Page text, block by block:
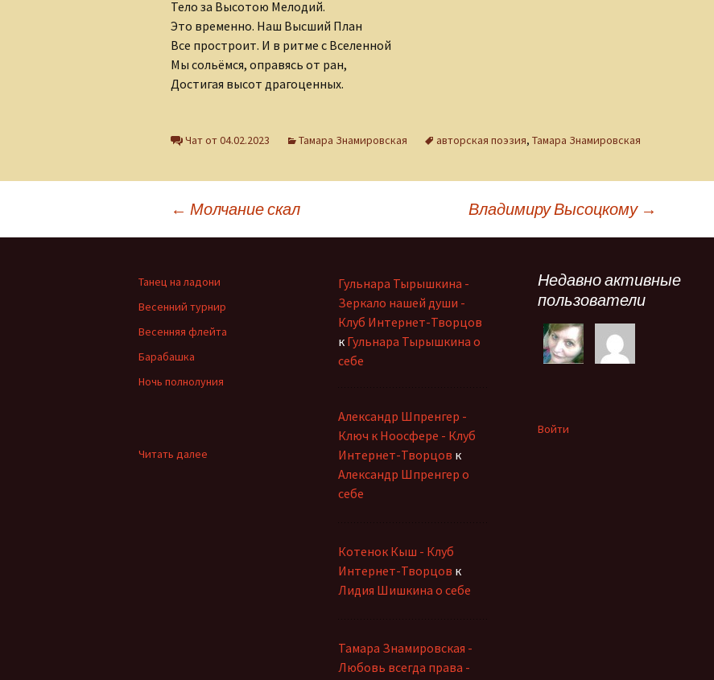
Лидия Шишкина
Людмила Губанова-
Землякова
Николаюс Пузаковас
Наталия Бурман
Наталья Бычкова
Олег Бобров
Ольга Горецкая
Петр Дубинский
Тело за Высотою Мелодий.
Это временно. Наш Высший План
Все простроит. И в ритме с Вселенной
Мы сольёмся, оправясь от ран,
Достигая высот драгоценных.
Чат от 04.02.2023 Тамара Знамировская авторская поэзия, Тамара Знамировская
Навигация
записям
← Молчание скал Владимиру Высоцкому →
Танец на ладони
Весенний турнир
Весенняя флейта
Барабашка
Ночь полнолуния
Гульнара Тырышкина -
Зеркало нашей души -
Клуб Интернет-Творцов
к Гульнара Тырышкина о
себе
Александр Шпренгер -
Ключ к Ноосфере - Клуб
Интернет-Творцов к
Александр Шпренгер о
себе
Котенок Кыш - Клуб
Интернет-Творцов к
Лидия Шишкина о себе
Тамара Знамировская -
Любовь всегда права -
Недавно активные
пользователи
Войти
Читать далее